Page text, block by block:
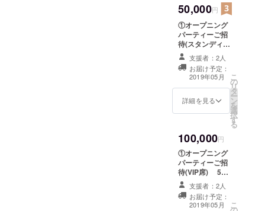
器用な事も
あり美容学
校へ進学。
美容師とし
て働き始め
るも厳しい
世界に挫
折。
その後接客
とからアパ
レル店員、
カフェ、
バー等様々
な業種で接
客業務を行
パーティーでの
お渡し、または
それ以降の来店
時となります。
③パフェ2個ご提
供 2019年内有
効です。 オー
プニングパー
ティーでのお渡
以降の来店時と
なります。
50,000円
①オープニング
パーティーご招
待(スタンディン
グ) 5月中旬を
予定しておりま
すが物件取得の
スケジュールに
より前後する場
合があります。
パーティーでの
お渡し、または
それ以降の来店
時となります。
③パフェ2個ご提
供 2019年内有
効となります。
オープニング
支援者：2人
お届け予定：
2019年05月
詳細を見る
こ
の
リ
タ
ー
ン
を
選
択
す
る
100,000円
①オープニング
パーティーご招
待(VIP席) 5月
中旬を予定して
おりますが物件
取得のスケ
支援者：2人
お届け予定：
2019年05月
こ